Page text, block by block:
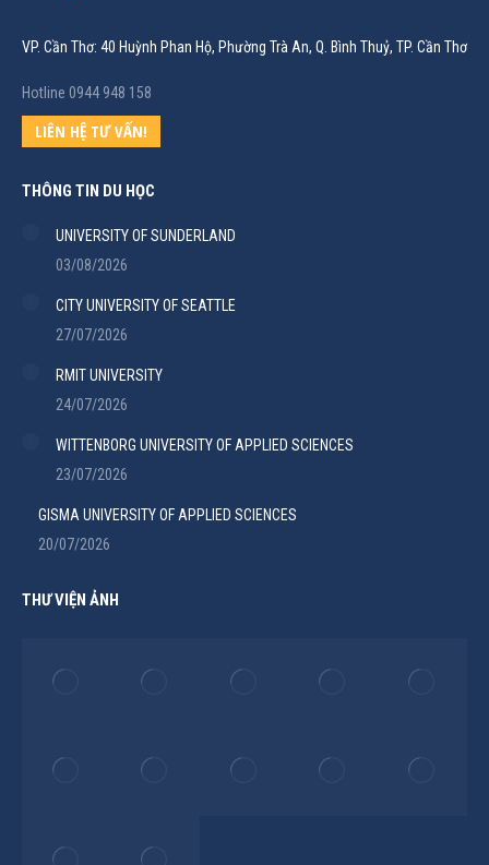
VP. Cần Thơ: 40 Huỳnh Phan Hộ, Phường Trà An, Q. Bình Thuỷ, TP. Cần Thơ
Hotline 0944 948 158
LIÊN HỆ TƯ VẤN!
THÔNG TIN DU HỌC
UNIVERSITY OF SUNDERLAND
03/08/2026
CITY UNIVERSITY OF SEATTLE
27/07/2026
RMIT UNIVERSITY
24/07/2026
WITTENBORG UNIVERSITY OF APPLIED SCIENCES
23/07/2026
GISMA UNIVERSITY OF APPLIED SCIENCES
20/07/2026
THƯ VIỆN ẢNH